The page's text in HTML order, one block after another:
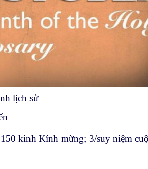
lịch sử
kinh Kính mừng; 3/suy niệm